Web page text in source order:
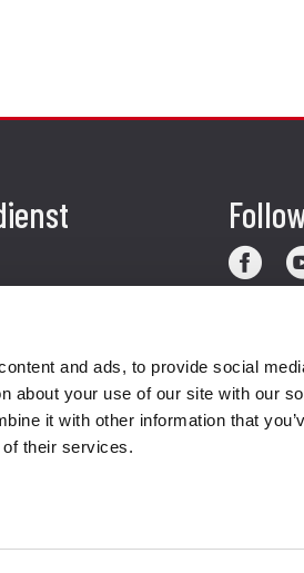
and ads, to provide social
about your use of our site with our
it with other information that
their services.